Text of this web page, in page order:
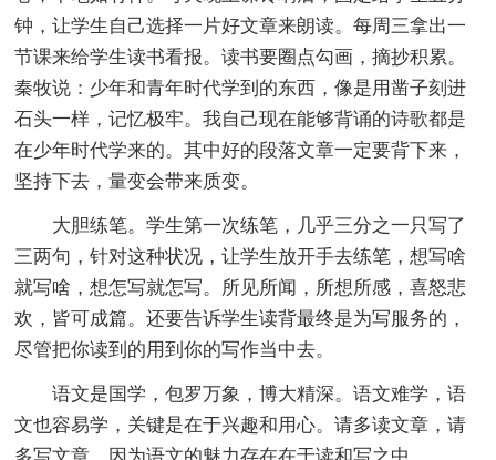
钟，让学生自己选择一片好文章来朗读。每周三拿出一
节课来给学生读书看报。读书要圈点勾画，摘抄积累。
秦牧说：少年和青年时代学到的东西，像是用凿子刻进
石头一样，记忆极牢。我自己现在能够背诵的诗歌都是
在少年时代学来的。其中好的段落文章一定要背下来，
坚持下去，量变会带来质变。
大胆练笔。学生第一次练笔，几乎三分之一只写了
三两句，针对这种状况，让学生放开手去练笔，想写啥
就写啥，想怎写就怎写。所见所闻，所想所感，喜怒悲
欢，皆可成篇。还要告诉学生读背最终是为写服务的，
尽管把你读到的用到你的写作当中去。
语文是国学，包罗万象，博大精深。语文难学，语
文也容易学，关键是在于兴趣和用心。请多读文章，请